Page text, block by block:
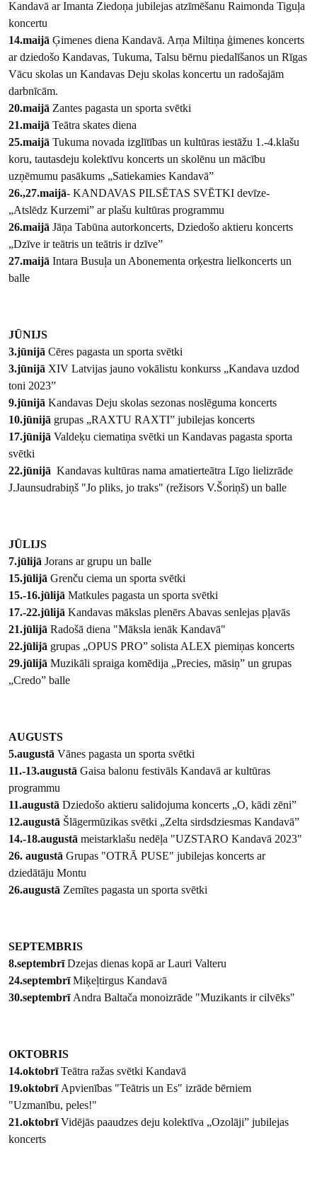
Kandavā ar Imanta Ziedoņa jubilejas atzīmēšanu Raimonda Tiguļa
koncertu
14.maijā Ģimenes diena Kandavā. Arņa Miltiņa ģimenes koncerts
ar dziedošo Kandavas, Tukuma, Talsu bērnu piedalīšanos un Rīgas
Vācu skolas un Kandavas Deju skolas koncertu un radošajām
darbnīcām.
20.maijā Zantes pagasta un sporta svētki
21.maijā Teātra skates diena
25.maijā Tukuma novada izglītības un kultūras iestāžu 1.-4.klašu
koru, tautasdeju kolektīvu koncerts un skolēnu un mācību
uzņēmumu pasākums „Satiekamies Kandavā”
26.,27.maijā- KANDAVAS PILSĒTAS SVĒTKI devīze-
„Atslēdz Kurzemi” ar plašu kultūras programmu
26.maijā Jāņa Tabūna autorkoncerts, Dziedošo aktieru koncerts
„Dzīve ir teātris un teātris ir dzīve”
27.maijā Intara Busuļa un Abonementa orķestra lielkoncerts un
balle
JŪNIJS
3.jūnijāCēres pagasta un sporta svētki
3.jūnijā XIV Latvijas jauno vokālistu konkurss „Kandava uzdod
toni 2023”
9.jūnijā Kandavas Deju skolas sezonas noslēguma koncerts
10.jūnijā grupas „RAXTU RAXTI” jubilejas koncerts
17.jūnijā Valdeķu ciematiņa svētki un Kandavas pagasta sporta
svētki
22.jūnijā Kandavas kultūras nama amatierteātra Līgo lielizrāde
J.Jaunsudrabiņš "Jo pliks, jo traks" (režisors V.Šoriņš) un balle
JŪLIJS
7.jūlijā Jorans ar grupu un balle
15.jūlijā Grenču ciema un sporta svētki
15.-16.jūlijā Matkules pagasta un sporta svētki
17.-22.jūlijā Kandavas mākslas plenērs Abavas senlejas pļavās
21.jūlijā Radošā diena "Māksla ienāk Kandavā"
22.jūlijā grupas „OPUS PRO” solista ALEX piemiņas koncerts
29.jūlijā Muzikāli spraiga komēdija „Precies, māsiņ” un grupas
„Credo” balle
AUGUSTS
5.augustā Vānes pagasta un sporta svētki
11.-13.augustā Gaisa balonu festivāls Kandavā ar kultūras
programmu
11.augustāDziedošo aktieru salidojuma koncerts „O, kādi zēni”
12.augustā Šlāgermūzikas svētki „Zelta sirdsdziesmas Kandavā”
14.-18.augustā meistarklašu nedēļa "UZSTARO Kandavā 2023"
26. augustā Grupas "OTRĀ PUSE" jubilejas koncerts ar
dziedātāju Montu
26.augustā Zemītes pagasta un sporta svētki
SEPTEMBRIS
8.septembrīDzejas dienas kopā ar Lauri Valteru
24.septembrīMiķeļtirgus Kandavā
30.septembrī Andra Baltača monoizrāde "Muzikants ir cilvēks"
OKTOBRIS
14.oktobrīTeātra ražas svētki Kandavā
19.oktobrī Apvienības "Teātris un Es" izrāde bērniem
"Uzmanību, peles!"
21.oktobrīVidējās paaudzes deju kolektīva „Ozolāji” jubilejas
koncerts